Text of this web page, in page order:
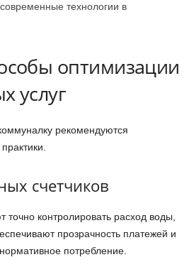
технологии в
оптимизации
услуг
рекомендуются
счетчиков
точно контролировать расход воды,
прозрачность платежей и
потребление.